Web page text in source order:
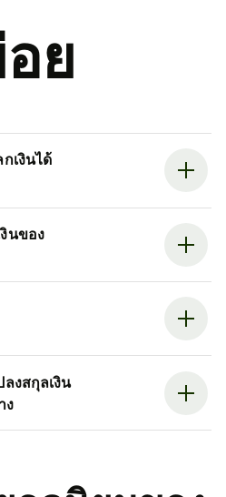
ย
เงินได้
นของ
งสกุลเงิน
ง